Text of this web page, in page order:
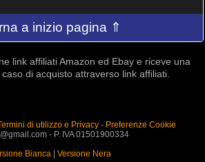
a inizio pagina ⇑
link affiliati Amazon ed Ebay e riceve una
di acquisto attraverso link affiliati.
di utilizzo e Privacy- Preferenze Cookie
- P. IVA 01501900334
Bianca
Versione Nera